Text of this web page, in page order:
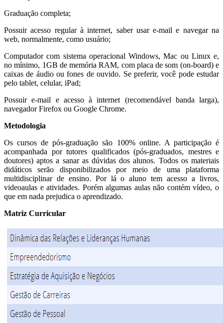
Graduação completa;
Possuir acesso regular à internet, saber usar e-mail e navegar na
web, normalmente, como usuário;
Computador com sistema operacional Windows, Mac ou Linux e,
no mínimo, 1GB de memória RAM, com placa de som (on-board) e
caixas de áudio ou fones de ouvido. Se preferir, você pode estudar
pelo tablet, celular, iPad;
Possuir e-mail e acesso à internet (recomendável banda larga),
navegador Firefox ou Google Chrome.
Metodologia
Os cursos de pós-graduação são 100% online. A participação é
acompanhada por tutores qualificados (pós-graduados, mestres e
doutores) aptos a sanar as dúvidas dos alunos. Todos os materiais
didáticos serão disponibilizados por meio de uma plataforma
multidisciplinar de ensino. Por lá o aluno tem acesso a livros,
videoaulas e atividades. Porém algumas aulas não contém vídeo, o
que em nada prejudica o aprendizado.
Matriz Curricular